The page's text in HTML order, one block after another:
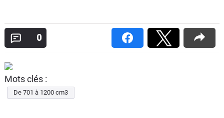
0
Mots clés :
De 701 à 1200 cm3